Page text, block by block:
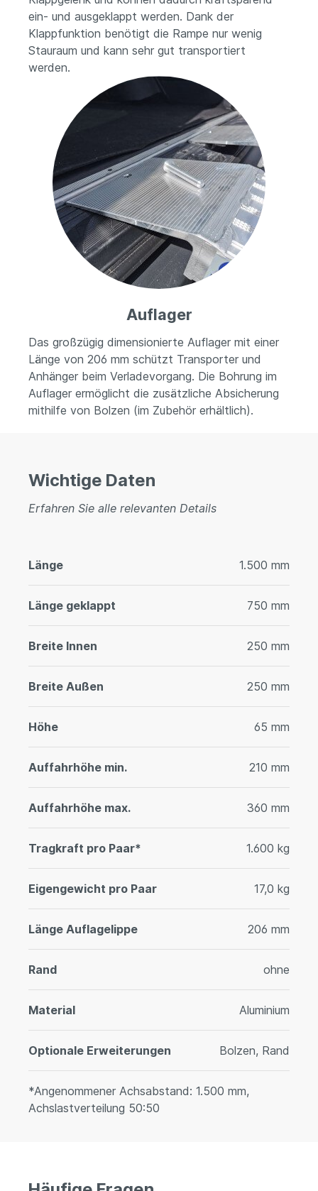
ein- und ausgeklappt werden. Dank der
Klappfunktion benötigt die Rampe nur wenig
Stauraum und kann sehr gut transportiert
werden.
Auflager
Das großzügig dimensionierte Auflager mit einer
Länge von 206 mm schützt Transporter und
Anhänger beim Verladevorgang. Die Bohrung im
Auflager ermöglicht die zusätzliche Absicherung
mithilfe von Bolzen (im Zubehör erhältlich).
Wichtige Daten
Erfahren Sie alle relevanten Details
Länge 1.500 mm
Länge geklappt 750 mm
Breite Innen 250 mm
Breite Außen 250 mm
Höhe 65 mm
Auffahrhöhe min. 210 mm
Auffahrhöhe max. 360 mm
Tragkraft pro Paar* 1.600 kg
Eigengewicht pro Paar 17,0 kg
Länge Auflagelippe 206 mm
Rand ohne
Material Aluminium
Optionale Erweiterungen Bolzen, Rand
*Angenommener Achsabstand: 1.500 mm,
Achslastverteilung 50:50